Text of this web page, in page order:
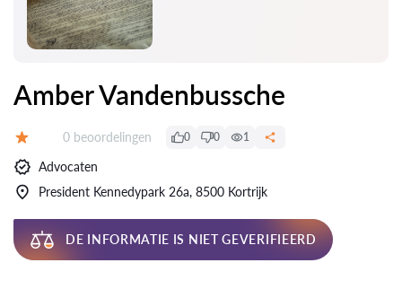
Amber Vandenbussche
Beoordelingen:
0 beoordelingen 0 0 1
Advocaten
President Kennedypark 26a, 8500 Kortrijk
DE INFORMATIE IS NIET GEVERIFIEERD